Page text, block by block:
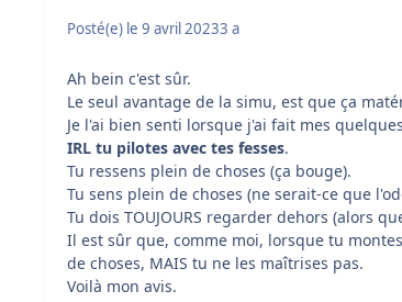
Posté(e) le 9 avril 20233 a
Ah bein c'est sûr.
Le seul avantage de la simu, est que ça
Je l'ai bien senti lorsque j'ai fait mes
IRL tu pilotes avec tes fesses.
Tu ressens plein de choses (ça bouge).
Tu sens plein de choses (ne serait-ce que
Tu dois TOUJOURS regarder dehors (alors
Il est sûr que, comme moi, lorsque tu
de choses, MAIS tu ne les maîtrises pas.
Voilà mon avis.